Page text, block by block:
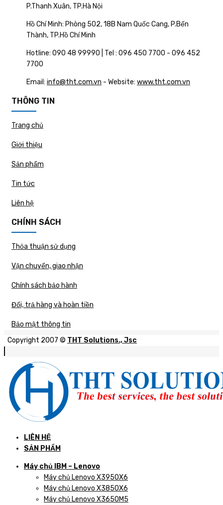
P.Thanh Xuân, TP.Hà Nội
Hồ Chí Minh: Phòng 502, 18B Nam Quốc Cang, P.Bến
Thành, TP.Hồ Chí Minh
Hotline: 090 48 99990 | Tel : 096 450 7700 - 096 452
7700
Email: info@tht.com.vn - Website: www.tht.com.vn
THÔNG TIN
Trang chủ
Giới thiệu
Sản phẩm
Tin tức
Liên hệ
CHÍNH SÁCH
Thỏa thuận sử dụng
Vận chuyển, giao nhận
Chính sách bảo hành
Đổi, trả hàng và hoàn tiền
Bảo mật thông tin
Copyright 2007 © THT Solutions., Jsc
LIÊN HỆ
SẢN PHẨM
Máy chủ IBM – Lenovo
Máy chủ Lenovo X3950X6
Máy chủ Lenovo X3850X6
Máy chủ Lenovo X3650M5